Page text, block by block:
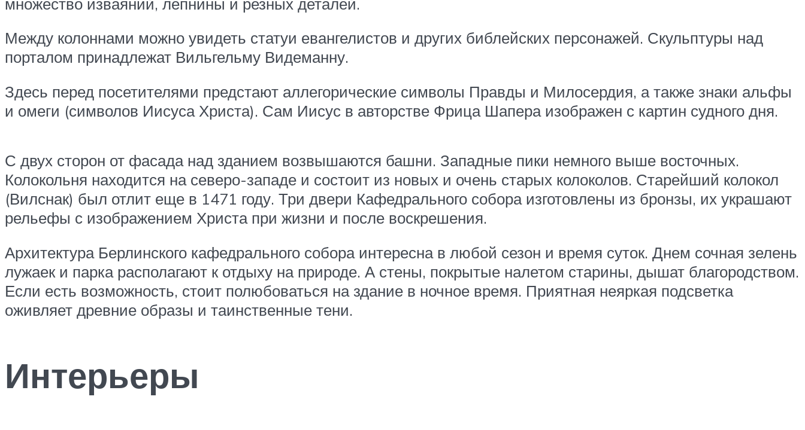
Между колоннами можно увидеть статуи евангелистов и других библейских персонажей. Скульптуры над
порталом принадлежат Вильгельму Видеманну.
Здесь перед посетителями предстают аллегорические символы Правды и Милосердия, а также знаки альфы
и омеги (символов Иисуса Христа). Сам Иисус в авторстве Фрица Шапера изображен с картин судного дня.
С двух сторон от фасада над зданием возвышаются башни. Западные пики немного выше восточных.
Колокольня находится на северо-западе и состоит из новых и очень старых колоколов. Старейший колокол
(Вилснак) был отлит еще в 1471 году. Три двери Кафедрального собора изготовлены из бронзы, их украшают
рельефы с изображением Христа при жизни и после воскрешения.
Архитектура Берлинского кафедрального собора интересна в любой сезон и время суток. Днем сочная зелень
лужаек и парка располагают к отдыху на природе. А стены, покрытые налетом старины, дышат благородством.
Если есть возможность, стоит полюбоваться на здание в ночное время. Приятная неяркая подсветка
оживляет древние образы и таинственные тени.
Интерьеры